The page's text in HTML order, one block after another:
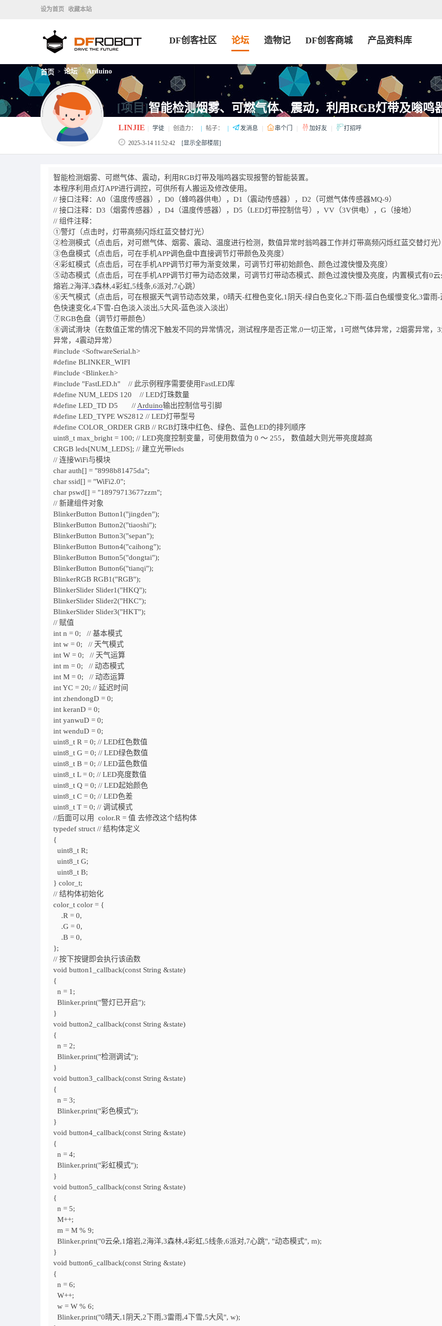
设为首页 收藏本站
DF创客社区 论坛 造物记 DF创客商城 产品资料库
首页 > 论坛 > Arduino
[项目]智能检测烟雾、可燃气体、震动，利用RGB灯带及嗡鸣
LINJIE 学徒 创造力： 帖子： 发消息 串个门 加好友 打招呼
2025-3-14 11:52:42 [显示全部楼层]
智能检测烟雾、可燃气体、震动，利用RGB灯带及嗡鸣器实现报警的智能装置。
本程序利用点灯APP进行调控，可供所有人搬运及修改使用。
// 接口注释：A0（温度传感器），D0（蜂鸣器供电），D1（震动传感器），D2（可燃气体传感器MQ-9）
// 接口注释：D3（烟雾传感器），D4（温度传感器），D5（LED灯带控制信号），VV（3V供电），G（接地）
// 组件注释：
①警灯（点击时，灯带高频闪烁红蓝交替灯光）
②检测模式（点击后，对可燃气体、烟雾、震动、温度进行检测，数值异常时翁鸣器工作并灯带高频闪烁红蓝交替灯光
③色盘模式（点击后，可在手机APP调色盘中直接调节灯带颜色及亮度）
④彩虹模式（点击后，可在手机APP调节灯带为渐变效果，可调节灯带初始颜色、颜色过渡快慢及亮度）
⑤动态模式（点击后，可在手机APP调节灯带为动态效果，可调节灯带动态模式、颜色过渡快慢及亮度，内置模式有0云
熔岩,2海洋,3森林,4彩虹,5线条,6派对,7心跳）
⑥天气模式（点击后，可在根据天气调节动态效果，0晴天-红橙色变化,1阴天-绿白色变化,2下雨-蓝白色缓慢变化,3雷雨-
色快速变化,4下雪-白色淡入淡出,5大风-蓝色淡入淡出）
⑦RGB色盘（调节灯带颜色）
⑧调试滑块（在数值正常的情况下触发不同的异常情况，测试程序是否正常,0一切正常，1可燃气体异常，2烟雾异常，
异常，4震动异常）
#include <SoftwareSerial.h>
#define BLINKER_WIFI
#include <Blinker.h>
#include "FastLED.h"
// 此示例程序需要使用FastLED库
#define NUM_LEDS 120
// LED灯珠数量
#define LED_TD D5 // Arduino输出控制信号引脚
#define LED_TYPE WS2812 // LED灯带型号
#define COLOR_ORDER GRB // RGB灯珠中红色、绿色、蓝色LED的排列顺序
uint8_t max_bright = 100; // LED亮度控制变量，可使用数值为 0 ～ 255， 数值越大则光带亮度越高
CRGB leds[NUM_LEDS]; // 建立光带leds
// 连接WiFi与模块
char auth[] = "8998b81475da";
char ssid[] = "WiFi2.0";
char pswd[] = "18979713677zzm";
// 新建组件对象
BlinkerButton Button1("jingden");
BlinkerButton Button2("tiaoshi");
BlinkerButton Button3("sepan");
BlinkerButton Button4("caihong");
BlinkerButton Button5("dongtai");
BlinkerButton Button6("tianqi");
BlinkerRGB RGB1("RGB");
BlinkerSlider Slider1("HKQ");
BlinkerSlider Slider2("HKC");
BlinkerSlider Slider3("HKT");
// 赋值
int n = 0;
// 基本模式
int w = 0;
// 天气模式
int W = 0;
// 天气运算
int m = 0;
// 动态模式
int M = 0;
// 动态运算
intYC = 20; // 延迟时间
int zhendongD = 0;
int keranD = 0;
int yanwuD = 0;
int wenduD = 0;
uint8_t R = 0; // LED红色数值
uint8_t G = 0; // LED绿色数值
uint8_t B = 0; // LED蓝色数值
uint8_t L = 0; // LED亮度数值
uint8_t Q = 0; // LED起始颜色
uint8_t C = 0; // LED色差
uint8_t T = 0; // 调试模式
//后面可以用 color.R = 值 去修改这个结构体
typedef struct // 结构体定义
{
uint8_t R;
uint8_t G;
uint8_t B;
} color_t;
// 结构体初始化
color_t color = {
.R = 0,
.G = 0,
.B = 0,
};
// 按下按键即会执行该函数
void button1_callback(const String &state)
{
n = 1;
Blinker.print("警灯已开启");
}
void button2_callback(const String &state)
{
n = 2;
Blinker.print("检测调试");
}
void button3_callback(const String &state)
{
n = 3;
Blinker.print("彩色模式");
}
void button4_callback(const String &state)
{
n = 4;
Blinker.print("彩虹模式");
}
void button5_callback(const String &state)
{
n = 5;
M++;
m = M % 9;
Blinker.print("0云朵,1熔岩,2海洋,3森林,4彩虹,5线条,6派对,7心跳", "动态模式", m);
}
void button6_callback(const String &state)
{
n = 6;
W++;
w = W % 6;
Blinker.print("0晴天,1阴天,2下雨,3雷雨,4下雪,5大风", w);